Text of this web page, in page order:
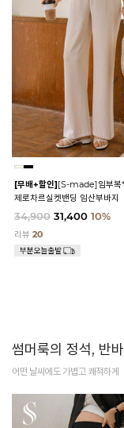
[무배+할인][S-made]임부복*
제로차르실켓밴딩 임산부바지
34,900 31,400 10%
리뷰 20
썸머룩의 정석, 반
어떤 날씨에도 가볍고 쾌적하게